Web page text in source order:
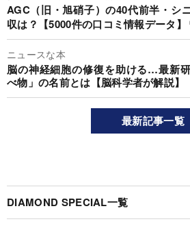
AGC（旧・旭硝子）の40代前半・シ
収は？【5000件の口コミ情報データ】
ニュースな本
脳の神経細胞の修復を助ける…最新
べ物」の名前とは【脳科学者が解説】
最新記事一覧
DIAMOND SPECIAL一覧